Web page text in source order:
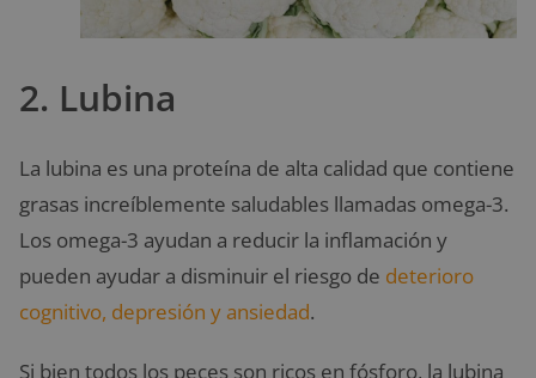
2. Lubina
La lubina es una proteína de alta calidad que contiene
grasas increíblemente saludables llamadas omega-3.
Los omega-3 ayudan a reducir la inflamación y
pueden ayudar a disminuir el riesgo de deterioro
cognitivo, depresión y ansiedad.
Si bien todos los peces son ricos en fósforo, la lubina